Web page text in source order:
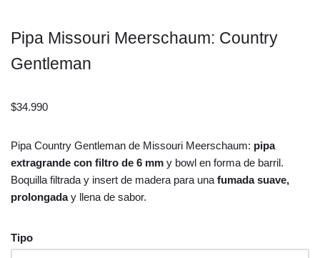
Pipa Missouri Meerschaum: Country
Gentleman
$34.990
Pipa Country Gentleman de Missouri Meerschaum: pipa
extragrande con filtro de 6 mm y bowl en forma de barril.
Boquilla filtrada y insert de madera para una fumada suave,
prolongaday llena de sabor.
Tipo